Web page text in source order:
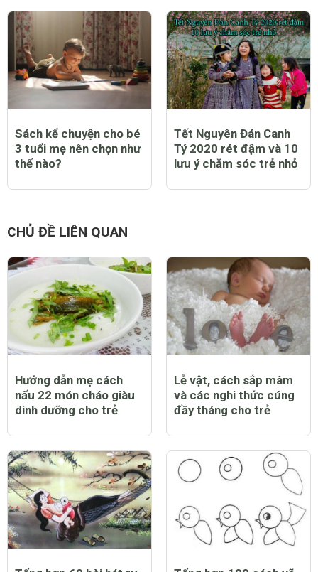
Sách kể chuyện cho bé
3 tuổi mẹ nên chọn như
thế nào?
Tết Nguyên Đán Canh
Tý 2020 rét đậm và 10
lưu ý chăm sóc trẻ nhỏ
CHỦ ĐỀ LIÊN QUAN
Hướng dẫn mẹ cách
nấu 22 món cháo giàu
dinh dưỡng cho trẻ
Lễ vật, cách sắp mâm
và các nghi thức cúng
đầy tháng cho trẻ